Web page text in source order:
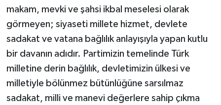
makam, mevki ve şahsi ikbal meselesi olarak
görmeyen; siyaseti millete hizmet, devlete
sadakat ve vatana bağlılık anlayışıyla yapan kutlu
bir davanın adıdır. Partimizin temelinde Türk
milletine derin bağlılık, devletimizin ülkesi ve
milletiyle bölünmez bütünlüğüne sarsılmaz
sadakat, milli ve manevi değerlere sahip çıkma